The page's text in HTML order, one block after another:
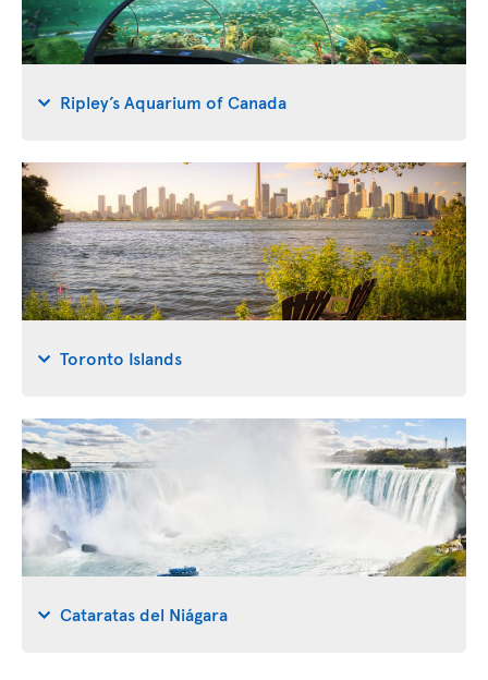
Ripley’s Aquarium of Canada
Toronto Islands
Cataratas del Niágara